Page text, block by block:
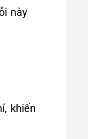
này
khiến